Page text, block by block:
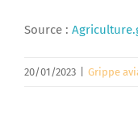
Source :
20/01/2023 Grippe